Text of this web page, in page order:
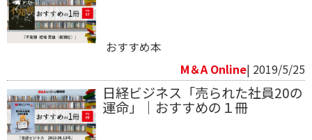
おすすめ本
M＆A Online| 2019/5/25
日経ビジネス「売られた社員20の
運命」｜おすすめの１冊